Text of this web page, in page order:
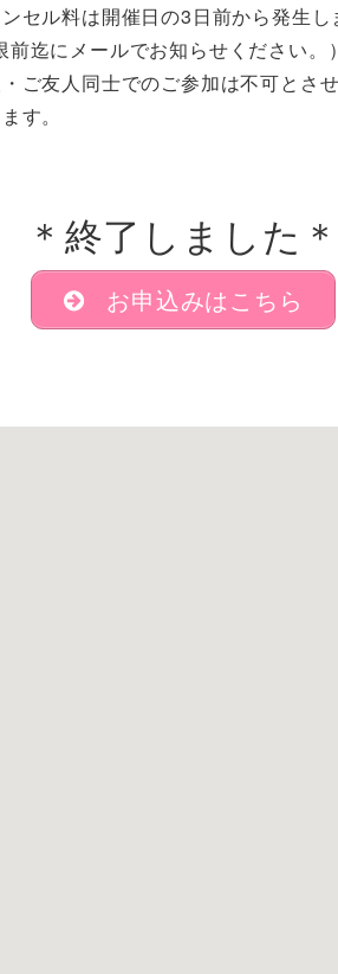
セル料は開催日の3日前から発生
迄にメールでお知らせください。）
ご友人同士でのご参加は不可とさせ
す。
＊終了しました＊
お申込みはこちら